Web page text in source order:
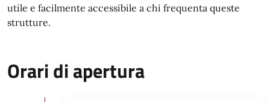
utile e facilmente accessibile a chi frequenta queste
strutture.
Orari di apertura